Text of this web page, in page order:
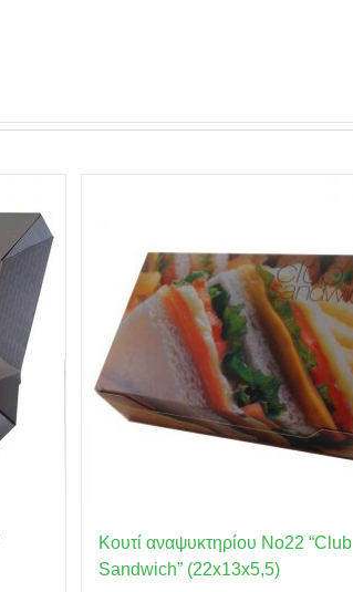
Κουτί αναψυκτηρίου No22 “Club
Sandwich” (22x13x5,5)